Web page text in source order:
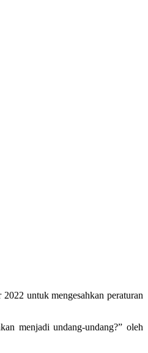
untuk mengesahkan peraturan
menjadi undang-undang?” oleh